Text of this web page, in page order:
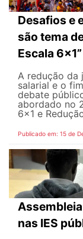
Desafios e
são tema
Escala 6×1”
A redução da
salarial e o
debate
abordado no
6×1 e
Publicado em: 15 de
nas IES